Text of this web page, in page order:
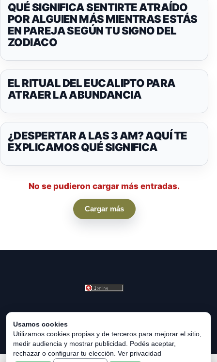
QUÉ SIGNIFICA SENTIRTE ATRAÍDO
POR ALGUIEN MÁS MIENTRAS ESTÁS
EN PAREJA SEGÚN TU SIGNO DEL
ZODIACO
EL RITUAL DEL EUCALIPTO PARA
ATRAER LA ABUNDANCIA
¿DESPERTAR A LAS 3 AM? AQUÍ TE
EXPLICAMOS QUÉ SIGNIFICA
No se pudieron cargar más entradas.
Cargar más
reservados.
Usamos cookies
Utilizamos cookies propias y de terceros para mejorar el sitio,
medir audiencia y mostrar publicidad. Podés aceptar,
rechazar o configurar tu elección. Ver privacidad